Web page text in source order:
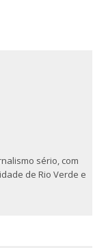
sério, com
de Rio Verde e